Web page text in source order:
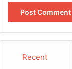
Recent